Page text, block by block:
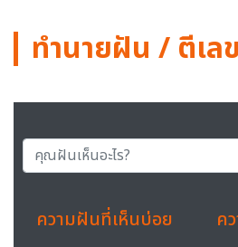
ทำนายฝัน / ตีเลข
ความฝันที่เห็นบ่อย ค